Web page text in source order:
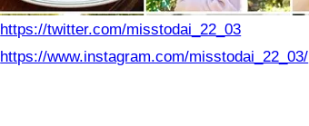
https://twitter.com/misstodai_22_03
https://www.instagram.com/misstodai_22_03/